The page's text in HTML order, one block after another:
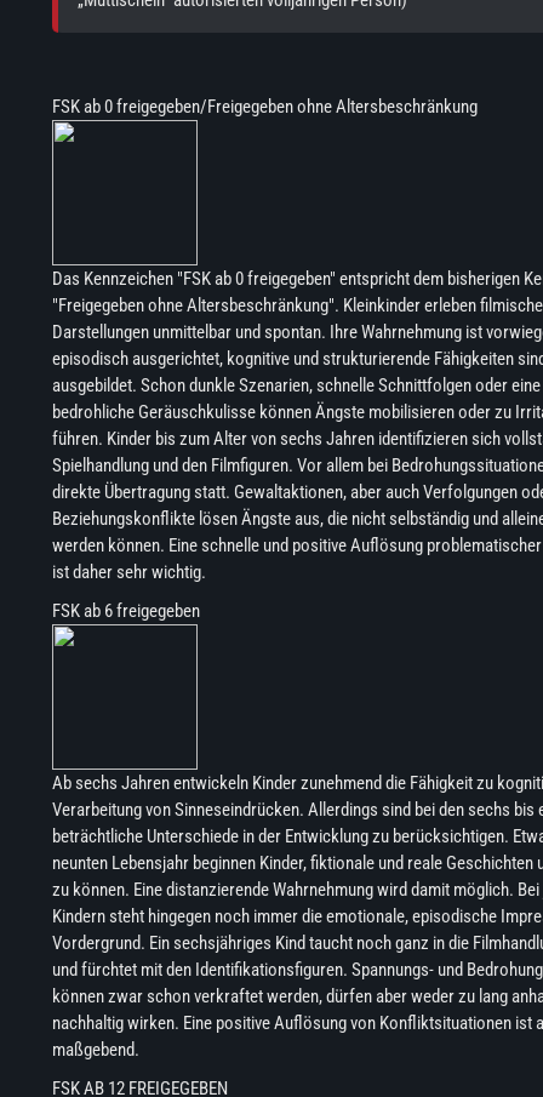
FSK ab 0 freigegeben/Freigegeben ohne Altersbeschränkung
Das Kennzeichen "FSK ab 0 freigegeben" entspricht dem bisherigen
"Freigegeben ohne Altersbeschränkung". Kleinkinder erleben filmische
Darstellungen unmittelbar und spontan. Ihre Wahrnehmung ist
episodisch ausgerichtet, kognitive und strukturierende Fähigkeiten
ausgebildet. Schon dunkle Szenarien, schnelle Schnittfolgen oder
bedrohliche Geräuschkulisse können Ängste mobilisieren oder zu
führen. Kinder bis zum Alter von sechs Jahren identifizieren sich
Spielhandlung und den Filmfiguren. Vor allem bei
direkte Übertragung statt. Gewaltaktionen, aber auch Verfolgungen
Beziehungskonflikte lösen Ängste aus, die nicht selbständig und
werden können. Eine schnelle und positive Auflösung
ist daher sehr wichtig.
FSK ab 6 freigegeben
Ab sechs Jahren entwickeln Kinder zunehmend die Fähigkeit zu
Verarbeitung von Sinneseindrücken. Allerdings sind bei den sechs bis
beträchtliche Unterschiede in der Entwicklung zu berücksichtigen.
neunten Lebensjahr beginnen Kinder, fiktionale und reale Geschichten
zu können. Eine distanzierende Wahrnehmung wird damit möglich.
Kindern steht hingegen noch immer die emotionale, episodische
Vordergrund. Ein sechsjähriges Kind taucht noch ganz in die
und fürchtet mit den Identifikationsfiguren. Spannungs- und
können zwar schon verkraftet werden, dürfen aber weder zu lang
nachhaltig wirken. Eine positive Auflösung von Konfliktsituationen ist
maßgebend.
FSK AB 12 FREIGEGEBEN​